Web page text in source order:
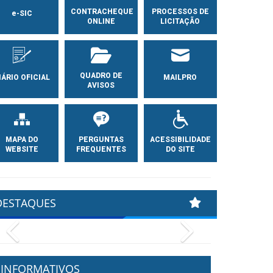
e-SIC
CONTRACHEQUE
ONLINE
PROCESSOS DE
LICITAÇÃO
OFICIAL
QUADRO DE
AVISOS
MAILPRO
MAPA DO
WEBSITE
PERGUNTAS
FREQUENTES
ACESSIBILIDADE
DO SITE
INFORMATIVOS